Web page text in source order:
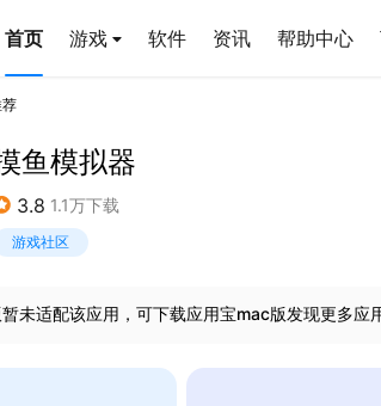
首页 游戏 软件 资讯 帮助中心
鱼模拟器
3.8 1.1万下载
游戏社区
未适配该应用，可下载应用宝mac版发现更多应